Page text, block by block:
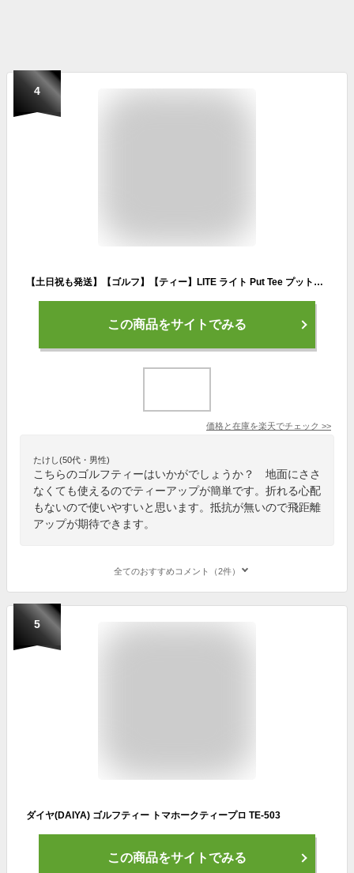
4
【土日祝も発送】【ゴルフ】【ティー】LITE ライト Put Tee プットティー T-239 無抵抗ゴルフティー
この商品をサイトでみる
価格と在庫を楽天でチェック >>
たけし(50代・男性)
こちらのゴルフティーはいかがでしょうか？ 地面にささ
なくても使えるのでティーアップが簡単です。折れる心配
もないので使いやすいと思います。抵抗が無いので飛距離
アップが期待できます。
全てのおすすめコメント（2件）
5
ダイヤ(DAIYA) ゴルフティー トマホークティープロ TE-503
この商品をサイトでみる